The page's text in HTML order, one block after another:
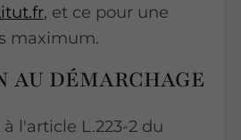
, et ce pour une
maximum.
AU DÉMARCHAGE
l'article L.223-2 du